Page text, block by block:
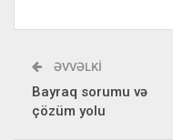
ƏVVƏLKI
Bayraq sorumu və
çözüm yolu